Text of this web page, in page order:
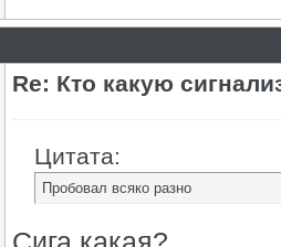
Re: Кто какую
Цитата:
Пробовал всяко разно